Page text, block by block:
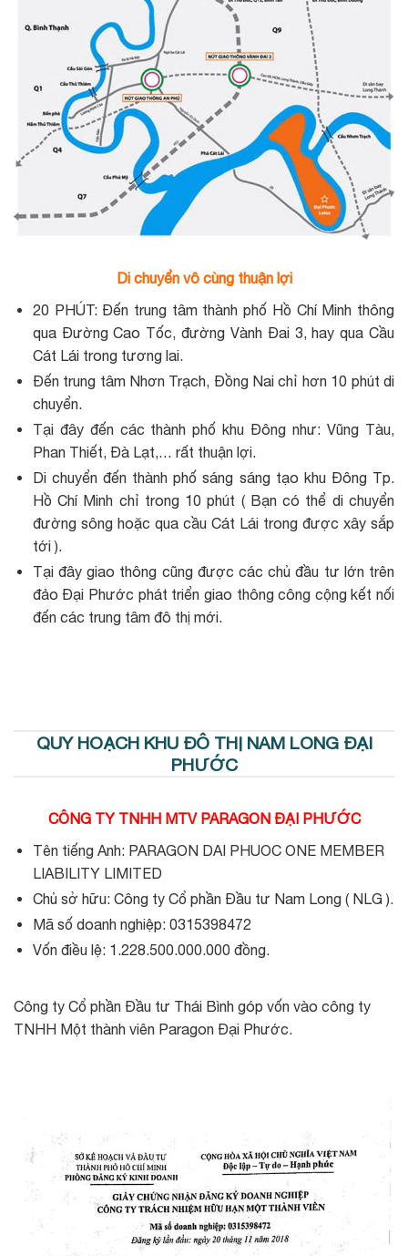
Di chuyển vô cùng thuận lợi
20 PHÚT: Đến trung tâm thành phố Hồ Chí Minh thông
qua Đường Cao Tốc, đường Vành Đai 3, hay qua Cầu
Cát Lái trong tương lai.
Đến trung tâm Nhơn Trạch, Đồng Nai chỉ hơn 10 phút di
chuyển.
Tại đây đến các thành phố khu Đông như: Vũng Tàu,
Phan Thiết, Đà Lạt,… rất thuận lợi.
Di chuyển đến thành phố sáng sáng tạo khu Đông Tp.
Hồ Chí Minh chỉ trong 10 phút ( Bạn có thể di chuyển
đường sông hoặc qua cầu Cát Lái trong được xây sắp
tới ).
Tại đây giao thông cũng được các chủ đầu tư lớn trên
đảo Đại Phước phát triển giao thông công cộng kết nối
đến các trung tâm đô thị mới.
QUY HOẠCH KHU ĐÔ THỊ NAM LONG ĐẠI
PHƯỚC
CÔNG TY TNHH MTV PARAGON ĐẠI PHƯỚC
Tên tiếng Anh: PARAGON DAI PHUOC ONE MEMBER
LIABILITY LIMITED
Chủ sở hữu: Công ty Cổ phần Đầu tư Nam Long ( NLG ).
Mã số doanh nghiệp: 0315398472
Vốn điều lệ: 1.228.500.000.000 đồng.
Công ty Cổ phần Đầu tư Thái Bình góp vốn vào công ty
TNHH Một thành viên Paragon Đại Phước.